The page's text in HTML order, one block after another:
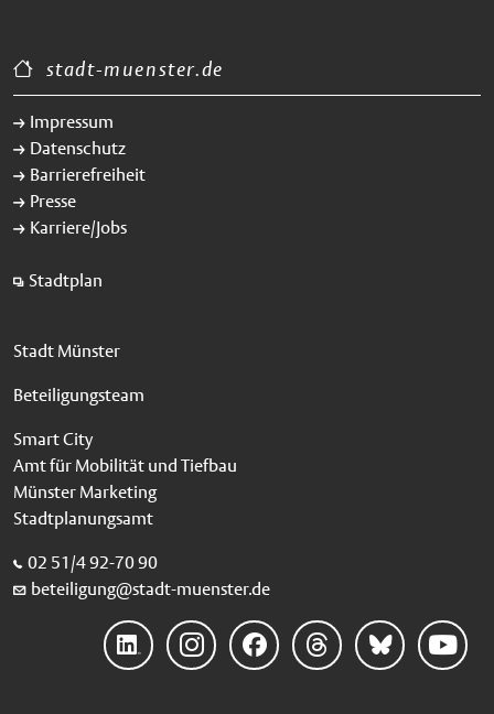
stadt-muenster.de
Impressum
Datenschutz
Barrierefreiheit
Presse
Karriere/Jobs
Stadtplan
Stadt Münster
Beteiligungsteam
Smart City
Amt für Mobilität und Tiefbau
Münster Marketing
Stadtplanungsamt
02 51/4 92-70 90
beteiligung@stadt-muenster.de